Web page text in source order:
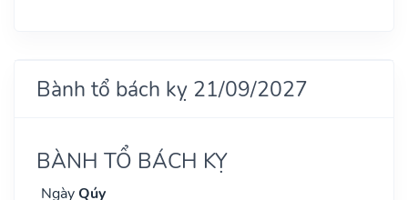
Bành tổ bách kỵ 21/09/2027
BÀNH TỔ BÁCH KỴ
NgàyQúy